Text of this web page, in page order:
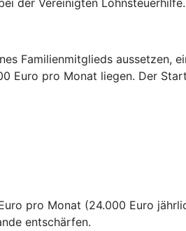
Familienmitglieds aussetzen,
Euro pro Monat liegen. Der
pro Monat (24.000 Euro
entschärfen.